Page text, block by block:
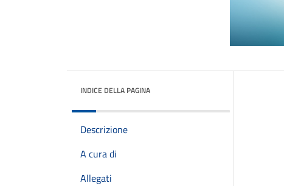
INDICE DELLA PAGINA
Descrizione
A cura di
Allegati